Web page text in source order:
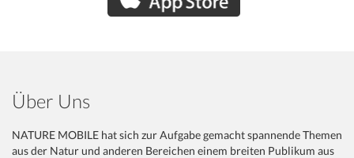
Über Uns
NATURE MOBILE hat sich zur Aufgabe gemacht spannende Themen
aus der Natur und anderen Bereichen einem breiten Publikum aus